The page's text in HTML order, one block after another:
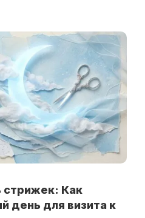
стрижек: Как
день для визита к